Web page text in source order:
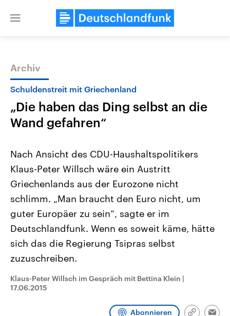
Close
Themen
Landtagswahl Sachsen-Anhalt
2026
Alle Informationen
Sachsen-Anhalt wählt am 6.
September 2026 einen neuen
Landtag. Seit 2021 wird das
Bundesland von einer Koalition aus
Umfragen, Prognosen,
Wahlprogramme, aktuelle Berichte
und Hintergründe zu den Parteien
Wahl.
Aktuelle Beiträge,
Hintergründe
Wirtschaftlich und
gehören die Vereinigten
den mächtigsten Ländern
mit großem Einfluss auf
Sendungen Programm
Audio-Archiv
Archiv
Schuldenstreit mit Griechenland
„Die haben das Ding selbst an die
Wand gefahren“
Nach Ansicht des CDU-Haushaltspolitikers
Klaus-Peter Willsch wäre ein Austritt
Griechenlands aus der Eurozone nicht
schlimm. „Man braucht den Euro nicht, um
guter Europäer zu sein“, sagte er im
Deutschlandfunk. Wenn es soweit käme, hätte
sich das die Regierung Tsipras selbst
zuzuschreiben.
Klaus-Peter Willsch im Gespräch mit Bettina Klein |
17.06.2015
Abonnieren